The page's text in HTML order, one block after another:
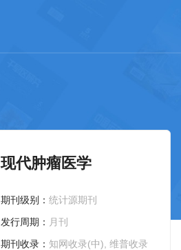
现代肿瘤医学
期刊级别： 统计源期刊
发行周期： 月刊
期刊收录： 知网收录(中), 维普收录